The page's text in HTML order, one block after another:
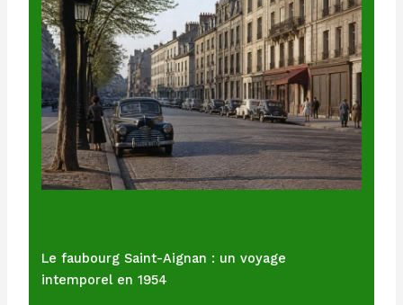
Le faubourg Saint-Aignan : un voyage
intemporel en 1954